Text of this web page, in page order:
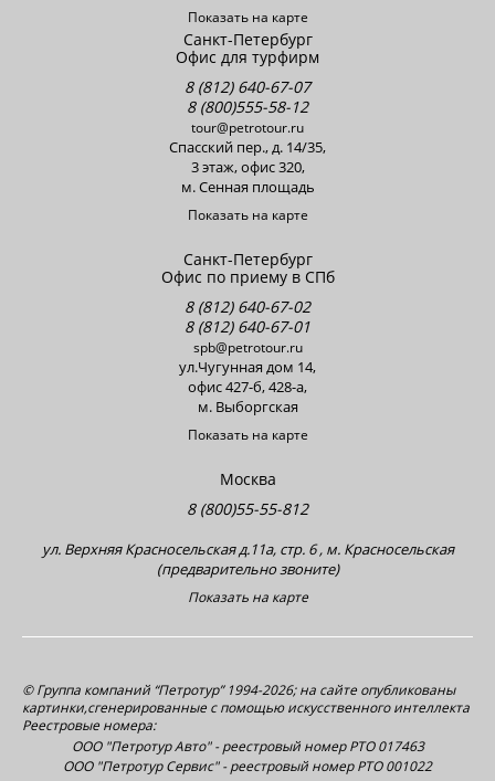
Показать на карте
Санкт-Петербург
Офис для турфирм
8 (812) 640-67-07
8 (800)555-58-12
tour@petrotour.ru
Cпасский пер., д. 14/35,
3 этаж, офис 320,
м. Сенная площадь
Показать на карте
Санкт-Петербург
Офис по приему в СПб
8 (812) 640-67-02
8 (812) 640-67-01
spb@petrotour.ru
ул.Чугунная дом 14,
офис 427-б, 428-a,
м. Выборгская
Показать на карте
Москва
8 (800)55-55-812
ул. Верхняя Красносельская д.11а, стр. 6 , м. Красносельская
(предварительно звоните)
Показать на карте
© Группа компаний “Петротур” 1994-2026; на сайте опубликованы
картинки,сгенерированные с помощью искусственного интеллекта
Реестровые номера:
ООО "Петротур Авто" - реестровый номер РТО 017463
ООО "Петротур Сервис" - реестровый номер РТО 001022